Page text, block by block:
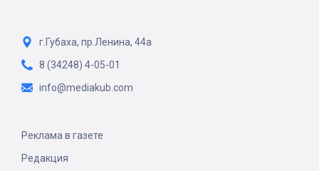
г.Губаха, пр.Ленина, 44а
8 (34248) 4-05-01
info@mediakub.com
Реклама в газете
Редакция